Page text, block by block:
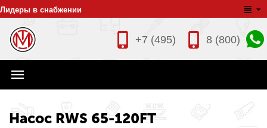
Лидеры в снабжении
8 (800)
+7 (495)
Насос RWS 65-120FT